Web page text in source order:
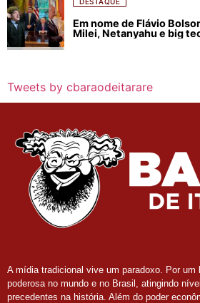
Em nome de Flávio
Milei, Netanyahu e big
Tweets by cbaraodeitarare
A mídia tradicional vive um paradoxo. Por um
poderosa no mundo e no Brasil, atingindo
precedentes na história. Além do poder